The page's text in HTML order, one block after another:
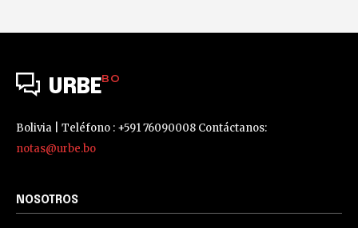
URBEBO
Bolivia | Teléfono : +591 76090008 Contáctanos:
notas@urbe.bo
NOSOTROS